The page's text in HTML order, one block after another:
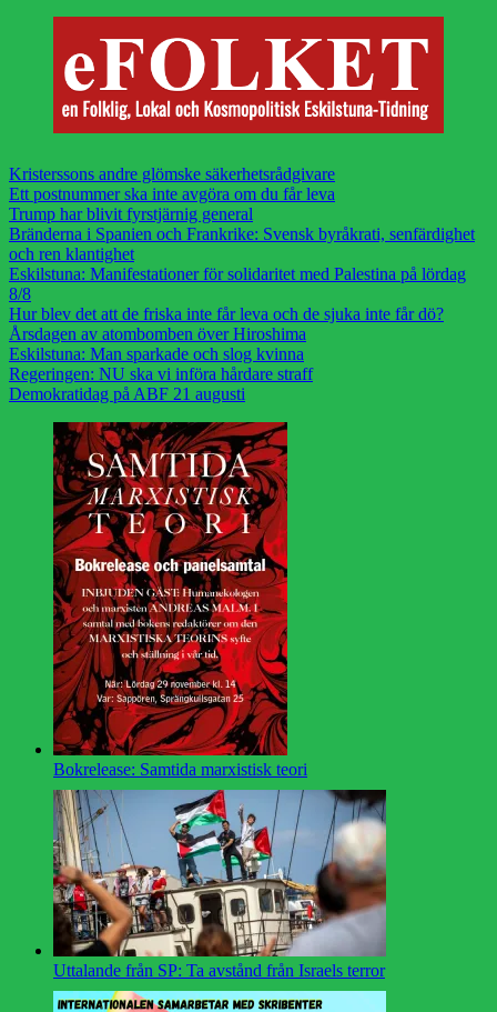
Kristerssons andre glömske säkerhetsrådgivare
Ett postnummer ska inte avgöra om du får leva
Trump har blivit fyrstjärnig general
Bränderna i Spanien och Frankrike: Svensk byråkrati, senfärdighet
och ren klantighet
Eskilstuna: Manifestationer för solidaritet med Palestina på lördag
8/8
Hur blev det att de friska inte får leva och de sjuka inte får dö?
Årsdagen av atombomben över Hiroshima
Eskilstuna: Man sparkade och slog kvinna
Regeringen: NU ska vi införa hårdare straff
Demokratidag på ABF 21 augusti
Bokrelease: Samtida marxistisk teori
Uttalande från SP: Ta avstånd från Israels terror